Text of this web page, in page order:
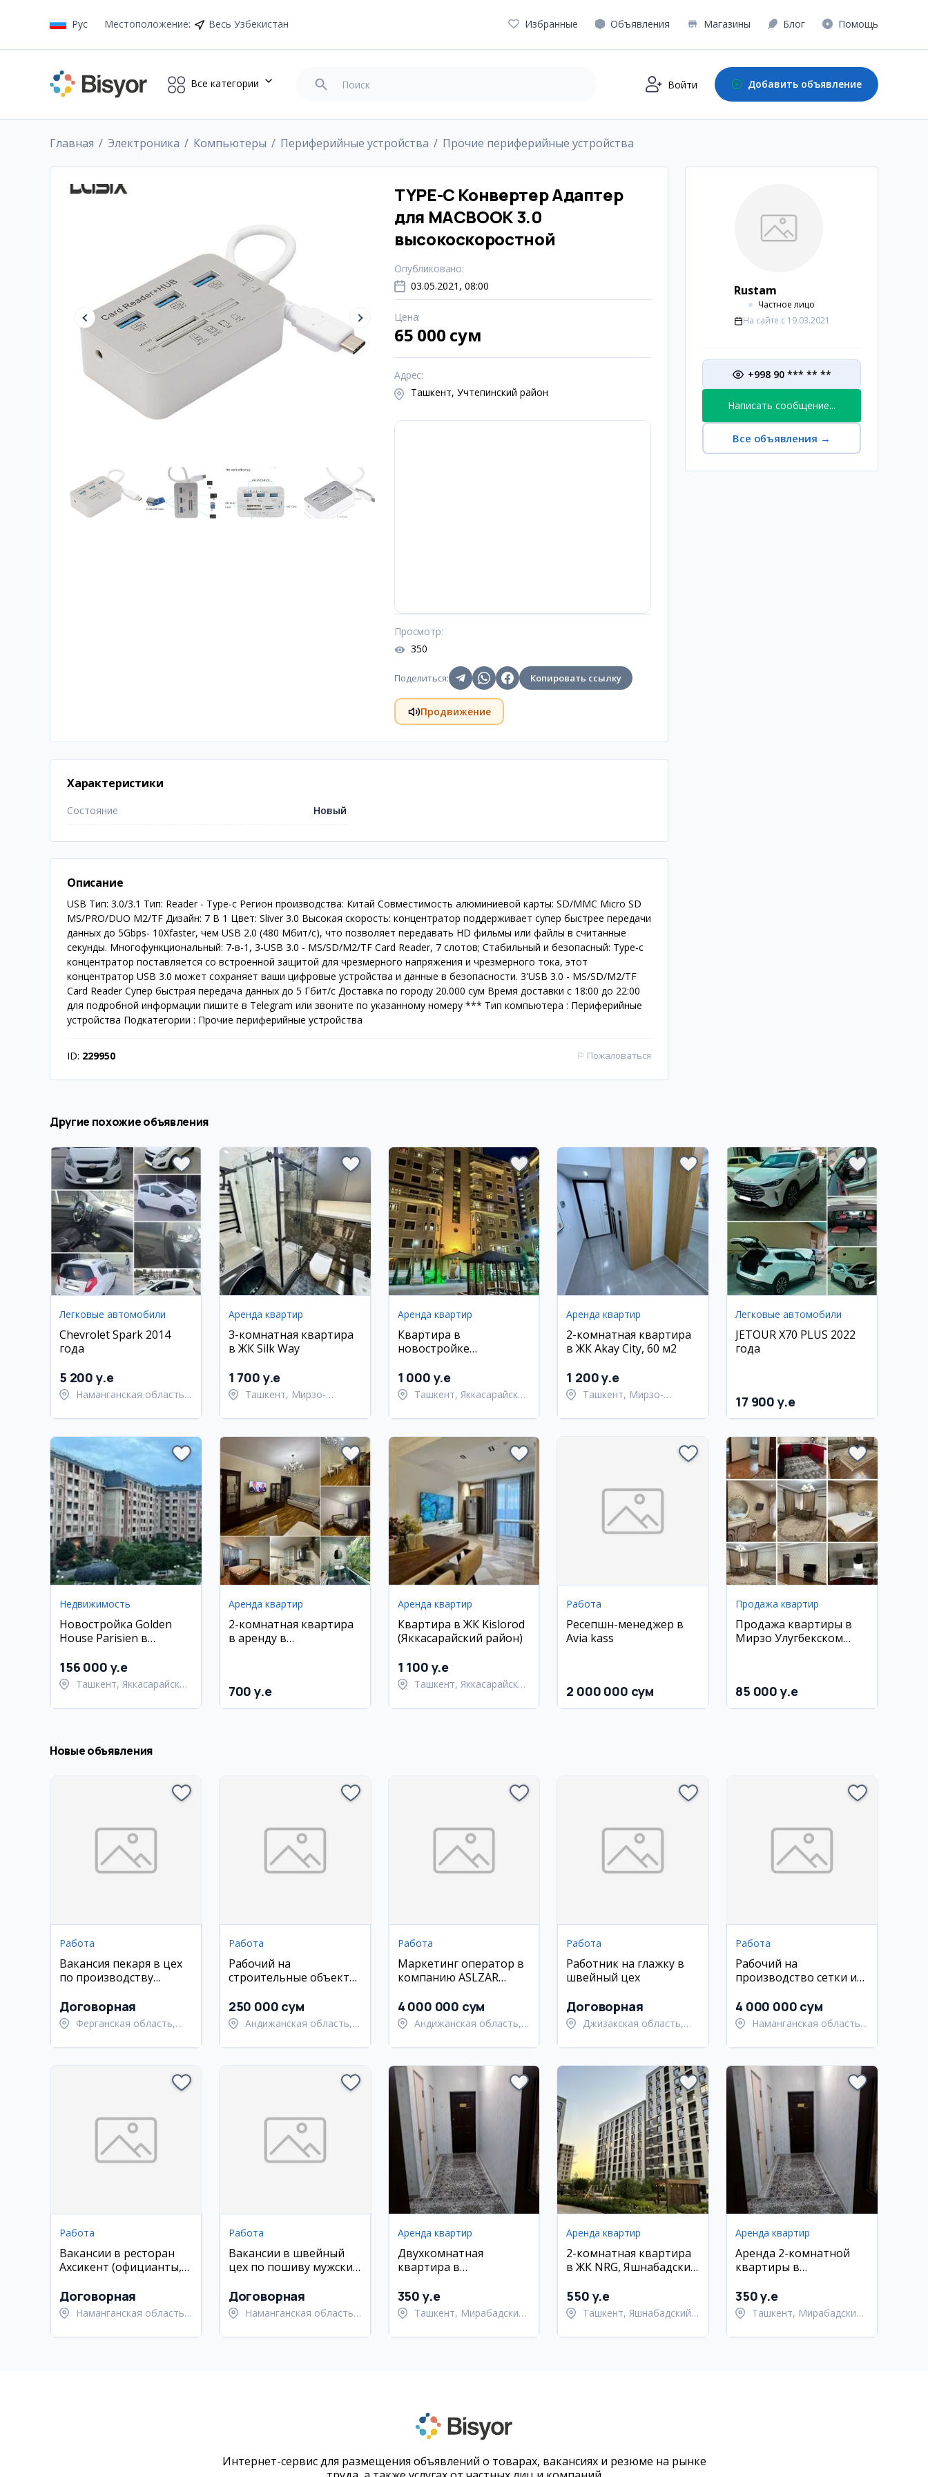
Рус Местоположение: Весь Узбекистан Избранные Объявления Магазины Блог Помощь
Все категории Войти Добавить объявление
Главная Электроника Компьютеры Периферийные устройства Прочие периферийные устройства
TYPE-C Конвертер Адаптер
для MACBOOK 3.0
высокоскоростной
Опубликовано:
03.05.2021, 08:00
Цена:
65 000 сум
Адрес:
Ташкент, Учтепинский район
Просмотр:
350
Поделиться: Копировать ссылку
Продвижение
Характеристики
Состояние Новый
Описание
USB Тип: 3.0/3.1 Тип: Reader - Type-c Регион производства: Китай Совместимость алюминиевой карты: SD/MMC Micro SD
MS/PRO/DUO M2/TF Дизайн: 7 В 1 Цвет: Sliver 3.0 Высокая скорость: концентратор поддерживает супер быстрее передачи
данных до 5Gbps- 10Xfaster, чем USB 2.0 (480 Мбит/с), что позволяет передавать HD фильмы или файлы в считанные
секунды. Многофункциональный: 7-в-1, 3-USB 3.0 - MS/SD/M2/TF Card Reader, 7 слотов; Стабильный и безопасный: Type-c
концентратор поставляется со встроенной защитой для чрезмерного напряжения и чрезмерного тока, этот
концентратор USB 3.0 может сохраняет ваши цифровые устройства и данные в безопасности. 3'USB 3.0 - MS/SD/M2/TF
Card Reader Супер быстрая передача данных до 5 Гбит/с Доставка по городу 20.000 сум Время доставки с 18:00 до 22:00
для подробной информации пишите в Telegram или звоните по указанному номеру *** Тип компьютера : Периферийные
устройства Подкатегории : Прочие периферийные устройства
ID: 229950 ⚐ Пожаловаться
Rustam
Частное лицо
На сайте с 19.03.2021
+998 90 *** ** **
Написать сообщение...
Все объявления →
Другие похожие объявления
Легковые автомобили
Chevrolet Spark 2014
года
5 200 y.e
Наманганская область,
Аренда квартир
3-комнатная квартира
в ЖК Silk Way
1 700 y.e
Ташкент, Мирзо-
Аренда квартир
Квартира в
новостройке
1 000 y.e
Ташкент, Яккасарайский
Аренда квартир
2-комнатная квартира
в ЖК Akay City, 60 м2
1 200 y.e
Ташкент, Мирзо-
Легковые автомобили
JETOUR X70 PLUS 2022
года
17 900 y.e
Недвижимость
Новостройка Golden
House Parisien в
156 000 y.e
Ташкент, Яккасарайский
Аренда квартир
2-комнатная квартира
в аренду в
700 y.e
Аренда квартир
Квартира в ЖК Kislorod
(Яккасарайский район)
1 100 y.e
Ташкент, Яккасарайский
Работа
Ресепшн-менеджер в
Avia kass
2 000 000 сум
Продажа квартир
Продажа квартиры в
Мирзо Улугбекском
85 000 y.e
Новые объявления
Работа
Вакансия пекаря в цех
по производству
Договорная
Ферганская область,
Работа
Рабочий на
строительные объекты
250 000 сум
Андижанская область,
Работа
Маркетинг оператор в
компанию ASLZAR
4 000 000 сум
Андижанская область,
Работа
Работник на глажку в
швейный цех
Договорная
Джизакская область,
Работа
Рабочий на
производство сетки и
4 000 000 сум
Наманганская область,
Работа
Вакансии в ресторан
Ахсикент (официанты,
Договорная
Наманганская область,
Работа
Вакансии в швейный
цех по пошиву мужских
Договорная
Наманганская область,
Аренда квартир
Двухкомнатная
квартира в
350 y.e
Ташкент, Мирабадский
Аренда квартир
2-комнатная квартира
в ЖК NRG, Яшнабадский
550 y.e
Ташкент, Яшнабадский
Аренда квартир
Аренда 2-комнатной
квартиры в
350 y.e
Ташкент, Мирабадский
Интернет-сервис для размещения объявлений о товарах, вакансиях и резюме на рынке